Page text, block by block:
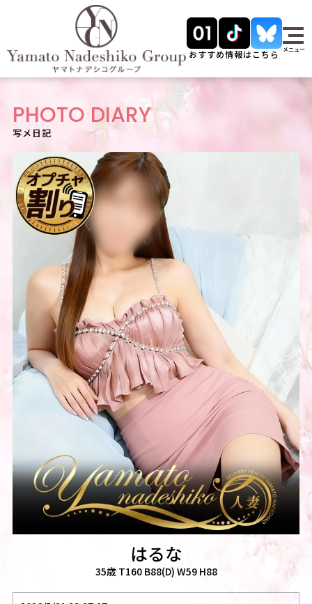
おすすめ情報はこちら メニュー
PHOTO DIARY
写メ日記
はるな
35歳 T160 B88(D) W59 H88